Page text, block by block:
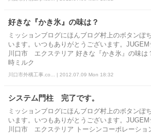
好きな『かき氷』の味は？
ミッションブログにほんブログ村上のボタンぽ
います。いつもありがとうございます。JUGEM
川口市 エクステリア 好きな『かき氷』の味は
時ミルク
川口市外構工事.co... | 2012.07.09 Mon 18:32
システム門柱 完了です。
ミッションブログにほんブログ村上のボタンぽ
います。いつもありがとうございます。JUGEM
川口市 エクステリア トーシンコーポレーショ